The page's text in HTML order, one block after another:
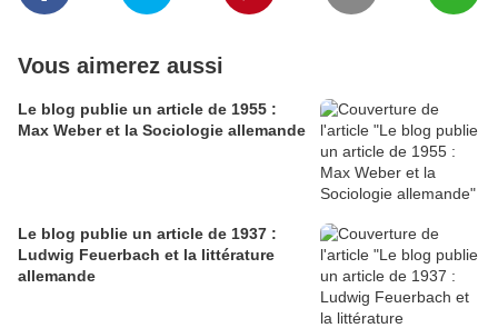
Vous aimerez aussi
Le blog publie un article de 1955 :
Max Weber et la Sociologie allemande
Le blog publie un article de 1937 :
Ludwig Feuerbach et la littérature
allemande